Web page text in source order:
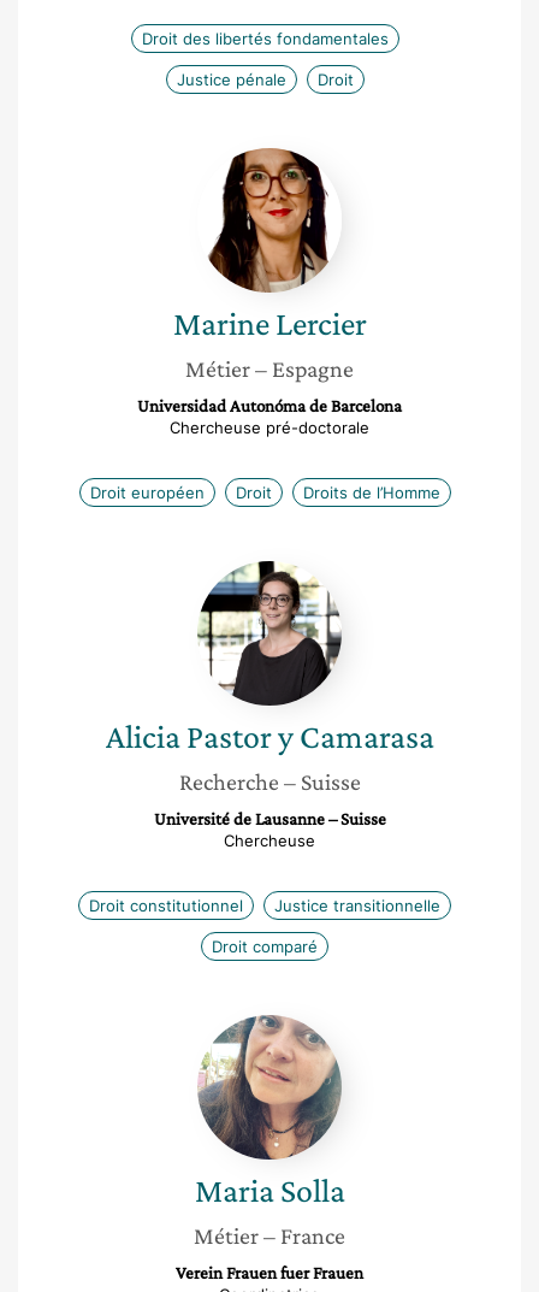
Droit des libertés fondamentales
Justice pénale Droit
Marine
Lercier
Marine Lercier
Métier– Espagne
Universidad Autonóma de Barcelona
Chercheuse pré-doctorale
Droit européen Droit Droits de l’Homme
Alicia
Pastor
y
Camarasa
Alicia Pastor y Camarasa
Recherche – Suisse
Université de Lausanne – Suisse
Chercheuse
Droit constitutionnel Justice transitionnelle
Droit comparé
Maria
Solla
Maria Solla
Métier– France
Verein Frauen fuer Frauen